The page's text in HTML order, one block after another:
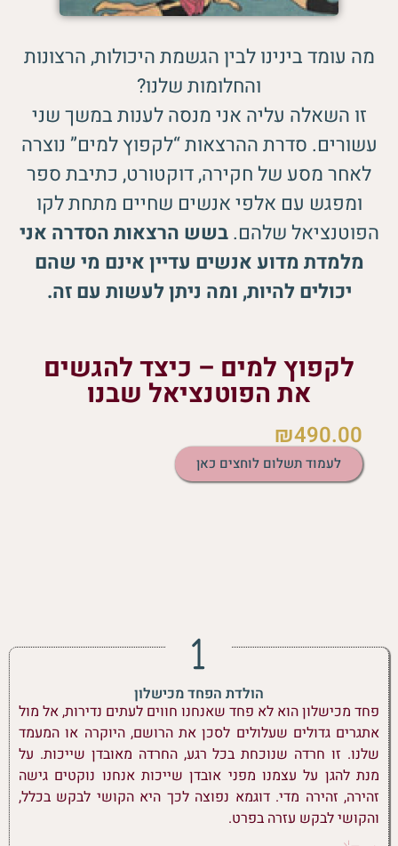
מה עומד בינינו לבין הגשמת היכולות, הרצונות
והחלומות שלנו?
זו השאלה עליה אני מנסה לענות במשך שני
עשורים. סדרת ההרצאות “לקפוץ למים” נוצרה
לאחר מסע של חקירה, דוקטורט, כתיבת ספר
ומפגש עם אלפי אנשים שחיים מתחת לקו
הפוטנציאל שלהם.בשש הרצאות הסדרה אני
מלמדת מדוע אנשים עדיין אינם מי שהם
יכולים להיות, ומה ניתן לעשות עם זה.
לקפוץ למים – כיצד להגשים
את הפוטנציאל שבנו
לעמוד תשלום לוחצים כאן
₪490.00
הולדת הפחד מכישלון
פחד מכישלון הוא לא פחד שאנחנו חווים לעתים נדירות, אל מול
אתגרים גדולים שעלולים לסכן את הרושם, היוקרה או המעמד
שלנו. זו חרדה שנוכחת בכל רגע, החרדה מאובדן שייכות. על
מנת להגן על עצמנו מפני אובדן שייכות אנחנו נוקטים גישה
זהירה, זהירה מדי. דוגמא נפוצה לכך היא הקושי לבקש בכלל,
והקושי לבקש עזרה בפרט.